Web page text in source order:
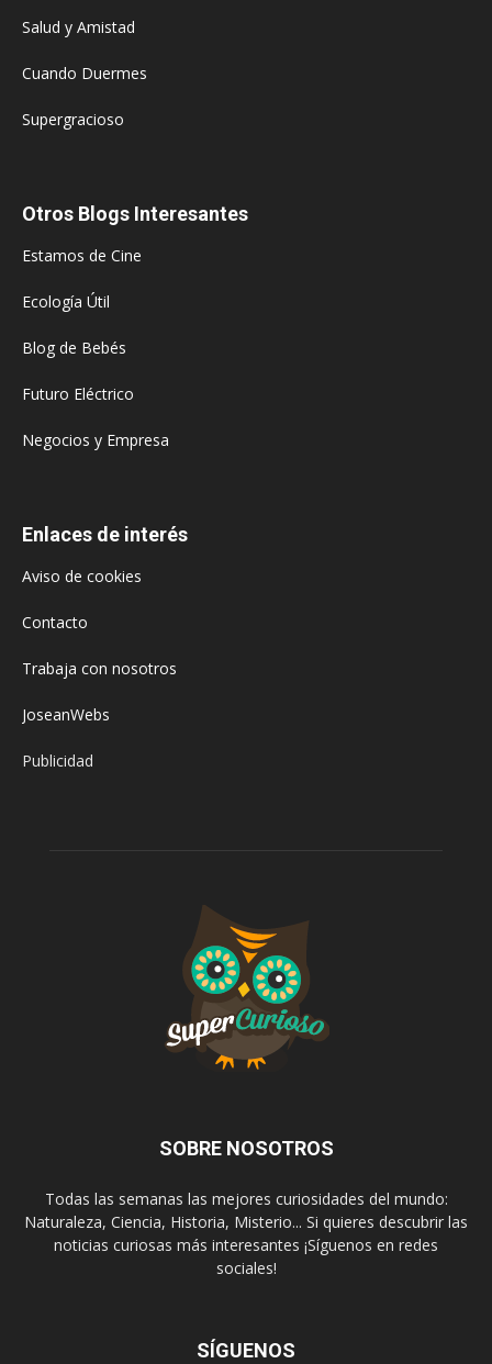
Salud y Amistad
Cuando Duermes
Supergracioso
Otros Blogs Interesantes
Estamos de Cine
Ecología Útil
Blog de Bebés
Futuro Eléctrico
Negocios y Empresa
Enlaces de interés
Aviso de cookies
Contacto
Trabaja con nosotros
JoseanWebs
Publicidad
SOBRE NOSOTROS
Todas las semanas las mejores curiosidades del mundo:
Naturaleza, Ciencia, Historia, Misterio... Si quieres descubrir las
noticias curiosas más interesantes ¡Síguenos en redes
sociales!
SÍGUENOS